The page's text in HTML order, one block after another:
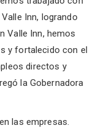
Inn, logrando
Valle Inn, hemos
y fortalecido con el
directos y
la Gobernadora
las empresas.